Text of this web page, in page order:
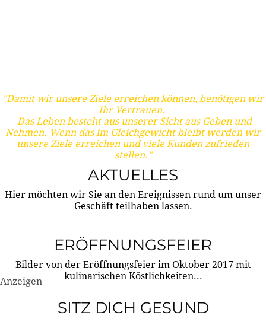
"Damit wir unsere Ziele erreichen können, benötigen wir
Ihr Vertrauen.
Das Leben besteht aus unserer Sicht aus Geben und
Nehmen. Wenn das im Gleichgewicht bleibt werden wir
unsere Ziele erreichen und viele Kunden zufrieden
stellen."
AKTUELLES
Hier möchten wir Sie an den Ereignissen rund um unser
Geschäft teilhaben lassen.
ERÖFFNUNGSFEIER
Bilder von der Eröffnungsfeier im Oktober 2017 mit
kulinarischen Köstlichkeiten...
Anzeigen
SITZ DICH GESUND